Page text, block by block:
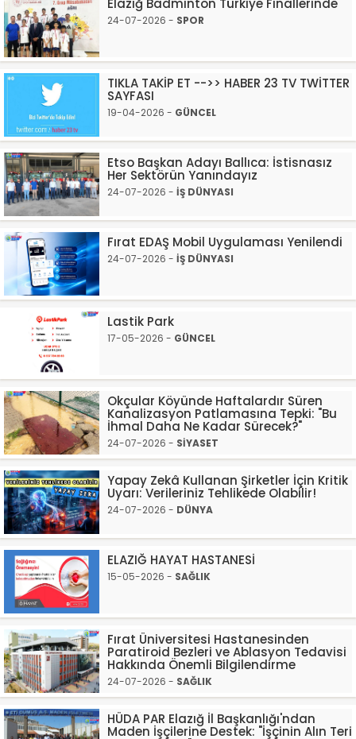
Elazığ Badminton Türkiye Finallerinde
24-07-2026 - SPOR
TIKLA TAKİP ET -->> HABER 23 TV TWİTTER
SAYFASI
19-04-2026 - GÜNCEL
Etso Başkan Adayı Ballıca: İstisnasız
Her Sektörün Yanındayız
24-07-2026 - İŞ DÜNYASI
Fırat EDAŞ Mobil Uygulaması Yenilendi
24-07-2026 - İŞ DÜNYASI
Lastik Park
17-05-2026 - GÜNCEL
Okçular Köyünde Haftalardır Süren
Kanalizasyon Patlamasına Tepki: "Bu
İhmal Daha Ne Kadar Sürecek?"
24-07-2026 - SİYASET
Yapay Zekâ Kullanan Şirketler İçin Kritik
Uyarı: Verileriniz Tehlikede Olabilir!
24-07-2026 - DÜNYA
ELAZIĞ HAYAT HASTANESİ
15-05-2026 - SAĞLIK
Fırat Üniversitesi Hastanesinden
Paratiroid Bezleri ve Ablasyon Tedavisi
Hakkında Önemli Bilgilendirme
24-07-2026 - SAĞLIK
HÜDA PAR Elazığ İl Başkanlığı'ndan
Maden İşçilerine Destek: "İşçinin Alın Teri